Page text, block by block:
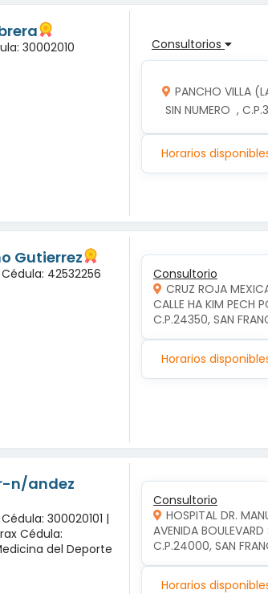
30002010 Consultorios
PANCHO VILLA
SIN NUMERO  ,
Horarios
Gutierrez
42532256
Consultorio
CRUZ ROJA
CALLE HA KIM PECH
C.P.24350, SAN
Horarios
n/andez
300020101 |
Cédula:
del Deporte
Consultorio
HOSPITAL DR.
AVENIDA
C.P.24000, SAN
Horarios